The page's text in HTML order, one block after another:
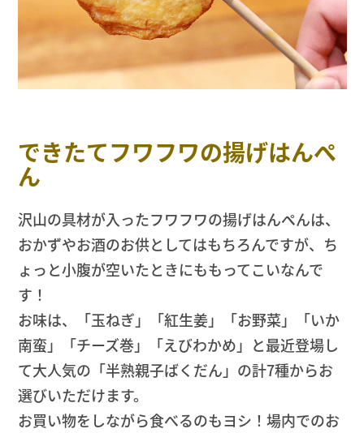
できたてフワフワの揚げはんぺ
ん
沢山の具材が入ったフワフワの揚げはんぺんは、
おかずやお酒のお供としてはもちろんですが、ち
ょっと小腹が空いたときにももってこいなんで
す！
お味は、「玉ねぎ」「紅生姜」「お野菜」「いか
南蛮」「チーズ巻」「えびわかめ」と最近登場し
て大人気の「半熟親子ばくだん」の計7種からお
選びいただけます。
お買い物をしながら食べるのもヨシ！場内でのお